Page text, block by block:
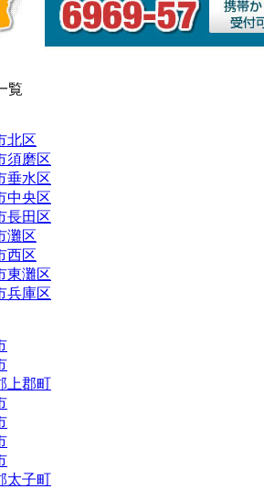
覧
北区
須磨区
垂水区
中央区
長田区
灘区
西区
東灘区
兵庫区
上郡町
太子町